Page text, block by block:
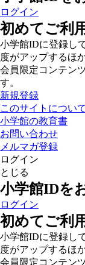
ログイン
初めてご利
小学館IDに登録し
度がアップするほか
会員限定コンテン
す。
新規登録
このサイトについて
小学館の教育書
お問い合わせ
メルマガ登録
ログイン
とじる
小学館IDを
ログイン
初めてご利
小学館IDに登録し
度がアップするほか
会員限定コンテン